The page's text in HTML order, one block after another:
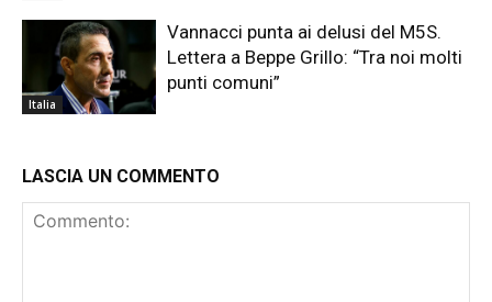
Italia
Vannacci punta ai delusi del M5S.
Lettera a Beppe Grillo: “Tra noi molti
punti comuni”
LASCIA UN COMMENTO